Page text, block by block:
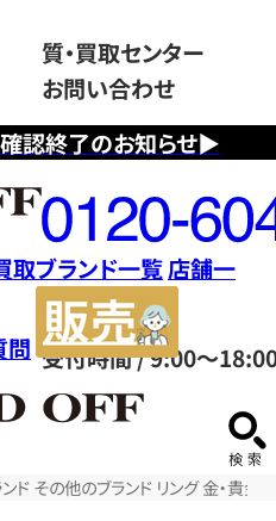
認終了のお知らせ▶
質・買取センター
お問い合わせ
フ
リ
ー
ダ
イ
ヤ
ル
0120604117
受付時間 / 9:00～
取ブランド一覧店舗一
問
サ
ド その他のブランド リング 金・貴